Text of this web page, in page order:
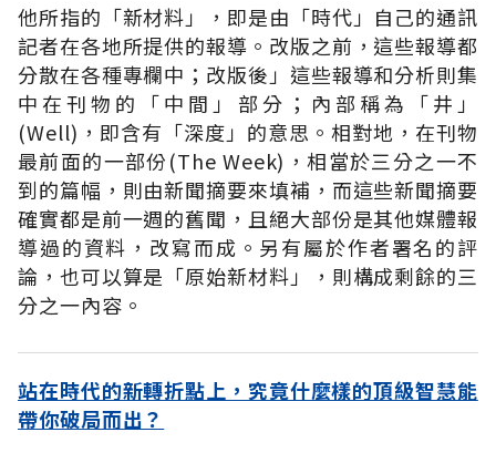
他所指的「新材料」，即是由「時代」自己的通訊
記者在各地所提供的報導。改版之前，這些報導都
分散在各種專欄中；改版後」這些報導和分析則集
中在刊物的「中間」部分；內部稱為「井」
(Well)，即含有「深度」的意思。相對地，在刊物
最前面的一部份(The Week)，相當於三分之一不
到的篇幅，則由新聞摘要來填補，而這些新聞摘要
確實都是前一週的舊聞，且絕大部份是其他媒體報
導過的資料，改寫而成。另有屬於作者署名的評
論，也可以算是「原始新材料」，則構成剩餘的三
分之一內容。
站在時代的新轉折點上，究竟什麼樣的頂級智慧能
帶你破局而出？